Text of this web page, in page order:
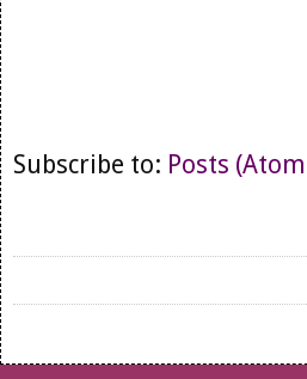
Subscribe to: Posts